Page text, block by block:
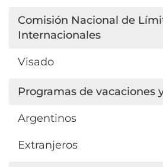
Comisión Nacional de
Internacionales
Visado
Programas de vacaciones
Argentinos
Extranjeros